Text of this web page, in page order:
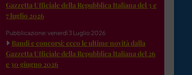
Gazzetta Ufficiale della Repubblica Italiana del 3 e
7 luglio 2026
Pubblicazione: venerdì 3 Luglio 2026
Bandi e concorsi: ecco le ultime novità dalla
Gazzetta Ufficiale della Repubblica Italiana del 26
e 30 giugno 2026